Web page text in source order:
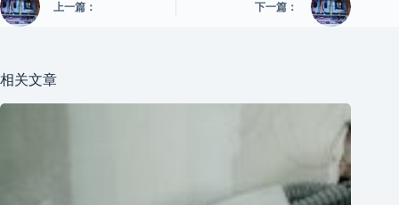
上一篇： 下一篇：
相关文章